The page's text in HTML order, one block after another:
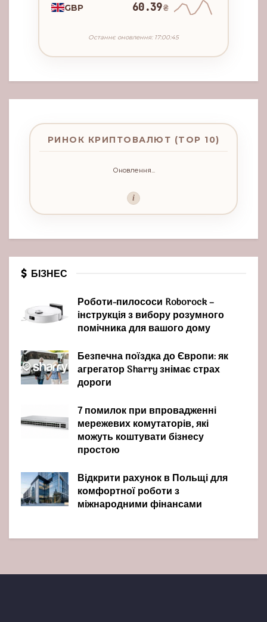
GBP 60.39₴
Останнє оновлення: 17:00:45
РИНОК КРИПТОВАЛЮТ (TOP 10)
Оновлення...
i
БІЗНЕС
Роботи-пилососи Roborock –
інструкція з вибору розумного
помічника для вашого дому
Безпечна поїздка до Європи: як
агрегатор Sharry знімає страх
дороги
7 помилок при впровадженні
мережевих комутаторів, які
можуть коштувати бізнесу
простою
Відкрити рахунок в Польщі для
комфортної роботи з
міжнародними фінансами